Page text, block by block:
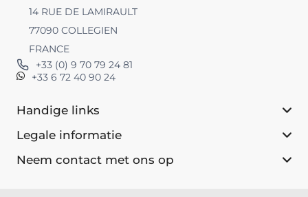
14 RUE DE LAMIRAULT
77090 COLLEGIEN
FRANCE
+33 (0) 9 70 79 24 81
+33 6 72 40 90 24
Handige links
Legale informatie
Neem contact met ons op